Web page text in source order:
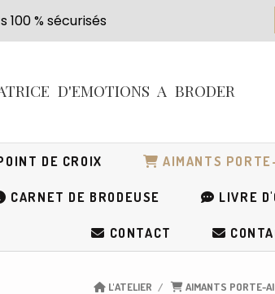
100 % sécurisés
D'EMOTIONS A BRODER
DE CROIX AIMANTS
CARNET DE BRODEUSE LIVRE
CONTACT
L'ATELIER AIMANTS PORTE-